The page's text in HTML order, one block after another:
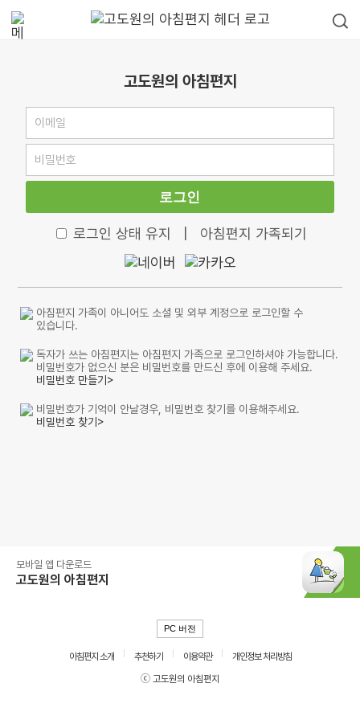
고도원의 아침편지
로그인
로그인 상태 유지 아침편지 가족되기
아침편지 가족이 아니어도 소셜 및 외부 계정으로 로그인할 수
있습니다.
독자가 쓰는 아침편지는 아침편지 가족으로 로그인하셔야 가능합니다.
비밀번호가 없으신 분은 비밀번호를 만드신 후에 이용해 주세요.
비밀번호 만들기>
비밀번호가 기억이 안날경우, 비밀번호 찾기를 이용해주세요.
비밀번호 찾기>
모바일 앱 다운로드
고도원의 아침편지
PC 버전
아침편지 소개 추천하기 이용약관
개인정보 처리방침
ⓒ 고도원의 아침편지